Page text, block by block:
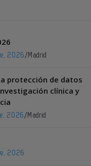
2026 / Madrid
protección de datos
clínica y
2026 / Madrid
2026